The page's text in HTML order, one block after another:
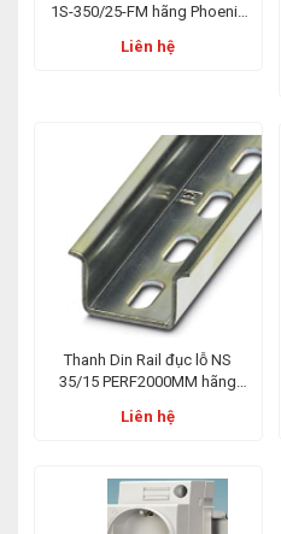
1S-350/25-FM hãng Phoenix
Liên hệ
Thanh Din Rail đục lỗ NS
35/15 PERF2000MM hãng
Liên hệ